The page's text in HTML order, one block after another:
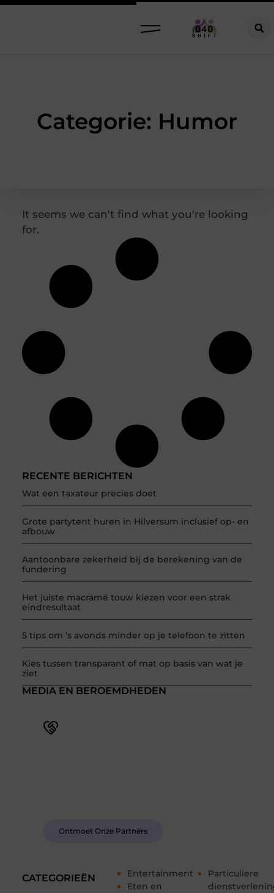
Categorie: Humor
RECENTE BERICHTEN
Wat een taxateur precies doet
Grote partytent huren in Hilversum inclusief op- en
afbouw
Aantoonbare zekerheid bij de berekening van de
fundering
Het juiste macramé touw kiezen voor een strak
eindresultaat
5 tips om ’s avonds minder op je telefoon te zitten
Kies tussen transparant of mat op basis van wat je
ziet
CATEGORIEËN
Entertainment
Eten en
Particuliere
MEDIA EN BEROEMDHEDEN
Ontmoet Onze Partners
It seems we can't find what you're looking
for.